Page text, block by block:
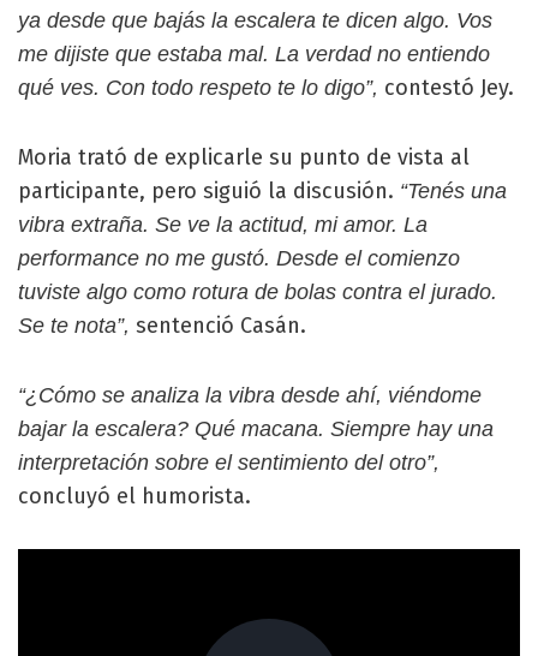
ya desde que bajás la escalera te dicen algo. Vos
me dijiste que estaba mal. La verdad no entiendo
qué ves. Con todo respeto te lo digo”, contestó Jey.
Moria trató de explicarle su punto de vista al
participante, pero siguió la discusión. “Tenés una
vibra extraña. Se ve la actitud, mi amor. La
performance no me gustó. Desde el comienzo
tuviste algo como rotura de bolas contra el jurado.
Se te nota”, sentenció Casán.
“¿Cómo se analiza la vibra desde ahí, viéndome
bajar la escalera? Qué macana. Siempre hay una
interpretación sobre el sentimiento del otro”,
concluyó el humorista.